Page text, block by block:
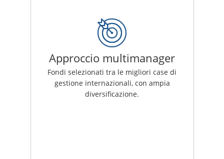
Approccio multimanager
Fondi selezionati tra le migliori case di
gestione internazionali, con ampia
diversificazione.